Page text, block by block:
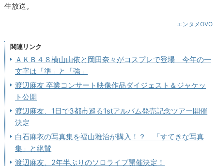
生放送。
エンタメOVO
関連リンク
ＡＫＢ４８横山由依と岡田奈々がコスプレで登場 今年の一
文字は「準」と「強」
渡辺麻友 卒業コンサート映像作品ダイジェスト＆ジャケッ
ト公開
渡辺麻友、1日で3都市巡る1stアルバム発売記念ツアー開催
決定
白石麻衣の写真集を福山雅治が購入！？ 「すてきな写真
集」と絶賛
渡辺麻友、2年半ぶりのソロライブ開催決定！